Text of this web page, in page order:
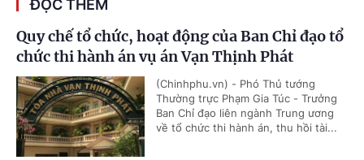
ĐỌC THÊM
Quy chế tổ chức, hoạt động của Ban Chỉ đạo tổ
chức thi hành án vụ án Vạn Thịnh Phát
(Chinhphu.vn) - Phó Thủ tướng
Thường trực Phạm Gia Túc - Trưởng
Ban Chỉ đạo liên ngành Trung ương
về tổ chức thi hành án, thu hồi tài...